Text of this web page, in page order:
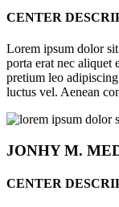
CENTER
Lorem ipsum dolor
porta erat nec aliquet
pretium leo
luctus vel. Aenean
JONHYM.
CENTER